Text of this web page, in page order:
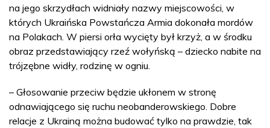
na jego skrzydłach widniały nazwy miejscowości, w
których Ukraińska Powstańcza Armia dokonała mordów
na Polakach. W piersi orła wycięty był krzyż, a w środku
obraz przedstawiający rzeź wołyńską – dziecko nabite na
trójzębne widły, rodzinę w ogniu.
– Głosowanie przeciw będzie ukłonem w stronę
odnawiającego się ruchu neobanderowskiego. Dobre
relacje z Ukrainą można budować tylko na prawdzie, tak